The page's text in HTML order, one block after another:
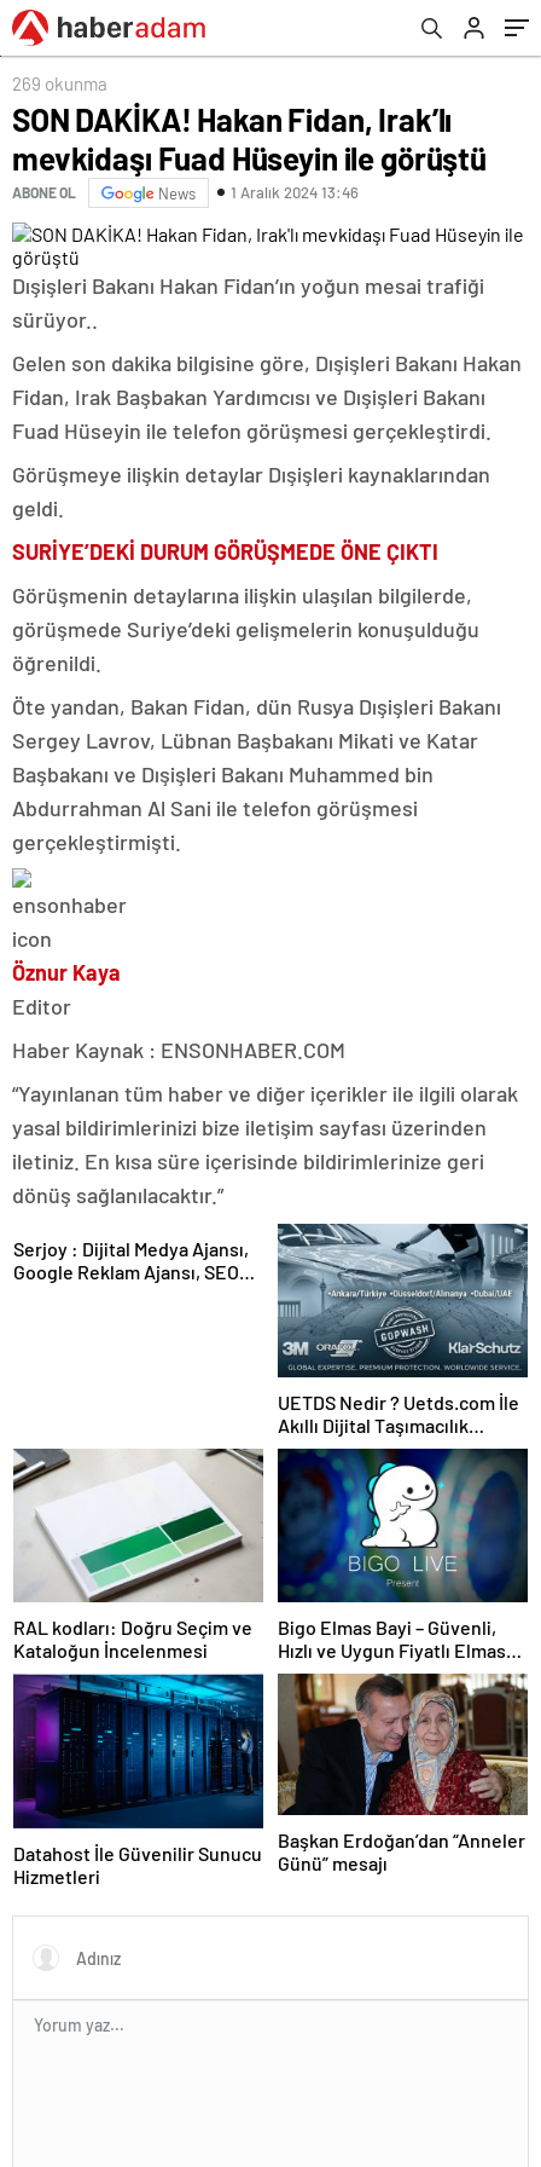
269 okunma
SON DAKİKA! Hakan Fidan, Irak’lı
mevkidaşı Fuad Hüseyin ile görüştü
ABONE OL News 1 Aralık 2024 13:46
Dışişleri Bakanı Hakan Fidan’ın yoğun mesai trafiği
sürüyor..
Gelen son dakika bilgisine göre, Dışişleri Bakanı Hakan
Fidan, Irak Başbakan Yardımcısı ve Dışişleri Bakanı
Fuad Hüseyin ile telefon görüşmesi gerçekleştirdi.
Görüşmeye ilişkin detaylar Dışişleri kaynaklarından
geldi.
SURİYE’DEKİ DURUM GÖRÜŞMEDE ÖNE ÇIKTI
Görüşmenin detaylarına ilişkin ulaşılan bilgilerde,
görüşmede Suriye’deki gelişmelerin konuşulduğu
öğrenildi.
Öte yandan, Bakan Fidan, dün Rusya Dışişleri Bakanı
Sergey Lavrov, Lübnan Başbakanı Mikati ve Katar
Başbakanı ve Dışişleri Bakanı Muhammed bin
Abdurrahman Al Sani ile telefon görüşmesi
gerçekleştirmişti.
Öznur Kaya
Editor
Haber Kaynak : ENSONHABER.COM
“Yayınlanan tüm haber ve diğer içerikler ile ilgili olarak
yasal bildirimlerinizi bize iletişim sayfası üzerinden
iletiniz. En kısa süre içerisinde bildirimlerinize geri
dönüş sağlanılacaktır.”
Serjoy : Dijital Medya Ajansı,
Google Reklam Ajansı, SEO
UETDS Nedir ? Uetds.com İle
Akıllı Dijital Taşımacılık
Yazılımı
RAL kodları: Doğru Seçim ve
Kataloğun İncelenmesi
Bigo Elmas Bayi – Güvenli,
Hızlı ve Uygun Fiyatlı Elmas
Satın Almanın Yeni Adresi
Datahost İle Güvenilir Sunucu
Hizmetleri
Başkan Erdoğan’dan “Anneler
Günü” mesajı